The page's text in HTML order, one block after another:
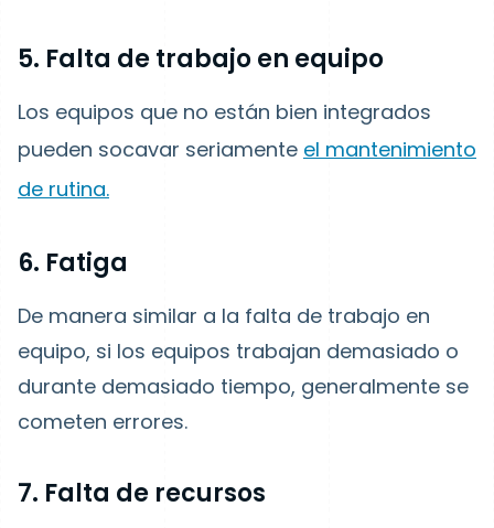
5. Falta de trabajo en equipo
Los equipos que no están bien integrados
pueden socavar seriamente el mantenimiento
de rutina.
6. Fatiga
De manera similar a la falta de trabajo en
equipo, si los equipos trabajan demasiado o
durante demasiado tiempo, generalmente se
cometen errores.
7. Falta de recursos